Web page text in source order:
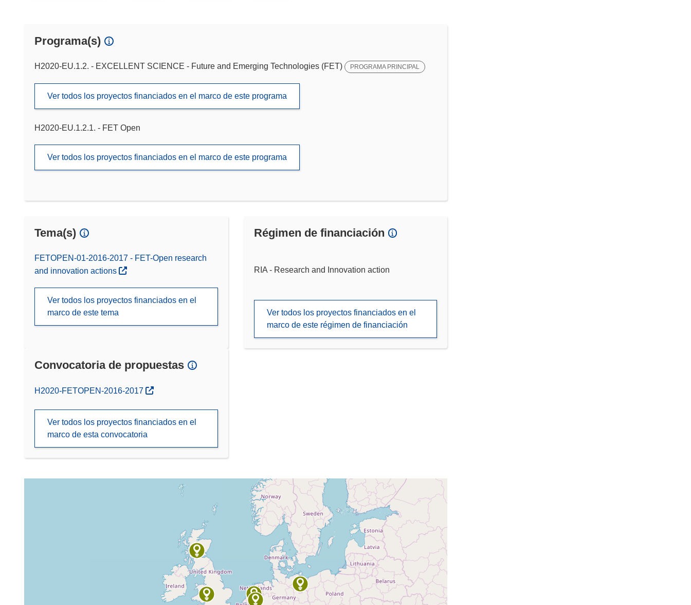
Programa(s)
H2020-EU.1.2. - EXCELLENT SCIENCE - Future and Emerging Technologies (FET) PROGRAMA PRINCIPAL
Ver todos los proyectos financiados en el marco de este programa
H2020-EU.1.2.1. - FET Open
Ver todos los proyectos financiados en el marco de este programa
Tema(s)
FETOPEN-01-2016-2017 - FET-Open research
and innovation actions
Ver todos los proyectos financiados en el
marco de este tema
Régimen de financiación
RIA - Research and Innovation action
Ver todos los proyectos financiados en el
marco de este régimen de financiación
Convocatoria de propuestas
(se abrirá en una nueva ventana)
H2020-FETOPEN-2016-2017
Ver todos los proyectos financiados en el
marco de esta convocatoria